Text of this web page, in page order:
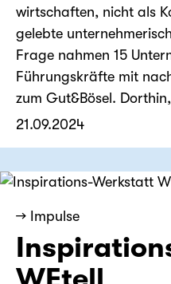
wirtschaften, nicht als
gelebte
Frage nahmen 15
Führungskräfte mit
zum Gut&Bösel.
21.09.2024
→ Impulse